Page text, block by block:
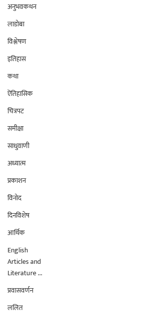
अनुभवकथन
लाडोबा
विश्लेषण
इतिहास
कथा
ऎतिहासिक
चित्रपट
समीक्षा
साधुवाणी
अध्यात्म
प्रकाशन
विनोद
दिनविशेष
आर्थिक
English
Articles and
Literature ...
प्रवासवर्णन
ललित